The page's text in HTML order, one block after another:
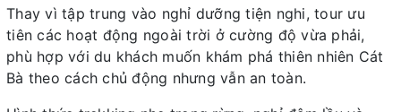
Thay vì tập trung vào nghỉ dưỡng tiện nghi, tour ưu
tiên các hoạt động ngoài trời ở cường độ vừa phải,
phù hợp với du khách muốn khám phá thiên nhiên Cát
Bà theo cách chủ động nhưng vẫn an toàn.